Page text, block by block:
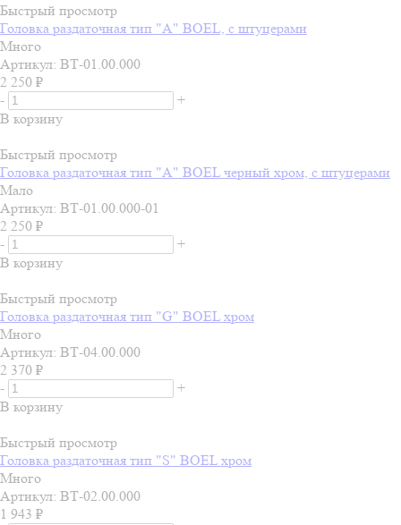
Быстрый просмотр
Головка раздаточная тип "А" BOEL, с штуцерами
Много
Артикул: ВТ-01.00.000
2 250 ₽
-
+
В корзину
Быстрый просмотр
Головка раздаточная тип "А" BOEL черный хром, с штуцерами
Мало
Артикул: ВТ-01.00.000-01
2 250 ₽
-
+
В корзину
Быстрый просмотр
Головка раздаточная тип "G" BOEL хром
Много
Артикул: ВТ-04.00.000
2 370 ₽
-
+
В корзину
Быстрый просмотр
Головка раздаточная тип "S" BOEL хром
Много
Артикул: ВТ-02.00.000
1 943 ₽